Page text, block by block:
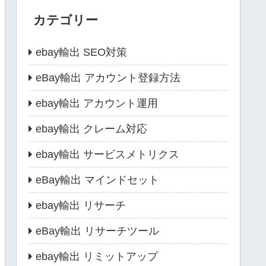
カテゴリー
ebay輸出 SEO対策
eBay輸出 アカウント登録方法
ebay輸出 アカウント運用
ebay輸出 クレーム対応
ebay輸出 サービスメトリクス
eBay輸出 マインドセット
ebay輸出 リサーチ
eBay輸出 リサーチツール
ebay輸出 リミットアップ